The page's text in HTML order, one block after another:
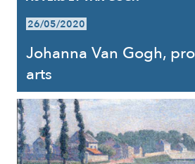
26/05/2020
Johanna Van Gogh,
arts